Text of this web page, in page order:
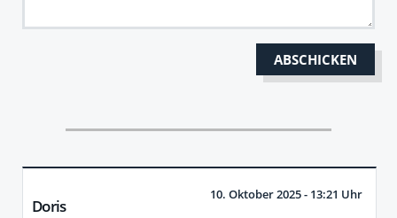
Doris
10. Oktober 2025 - 13:21 Uhr